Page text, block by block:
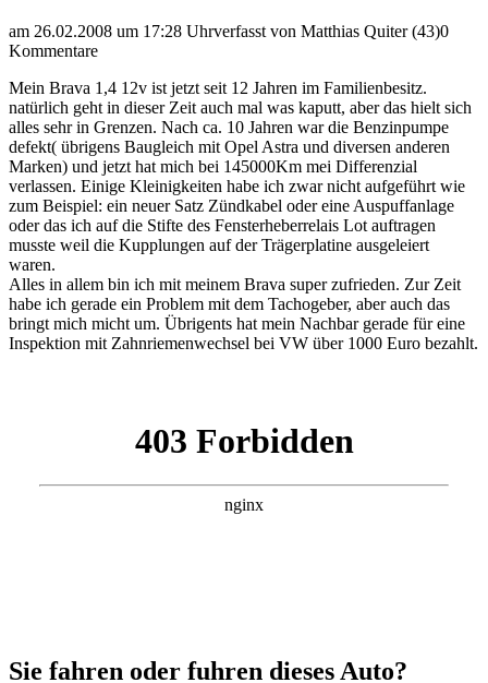
am 26.02.2008 um 17:28 Uhrverfasst von Matthias Quiter (43)0
Kommentare
Mein Brava 1,4 12v ist jetzt seit 12 Jahren im Familienbesitz.
natürlich geht in dieser Zeit auch mal was kaputt, aber das hielt sich
alles sehr in Grenzen. Nach ca. 10 Jahren war die Benzinpumpe
defekt( übrigens Baugleich mit Opel Astra und diversen anderen
Marken) und jetzt hat mich bei 145000Km mei Differenzial
verlassen. Einige Kleinigkeiten habe ich zwar nicht aufgeführt wie
zum Beispiel: ein neuer Satz Zündkabel oder eine Auspuffanlage
oder das ich auf die Stifte des Fensterheberrelais Lot auftragen
musste weil die Kupplungen auf der Trägerplatine ausgeleiert
waren.
Alles in allem bin ich mit meinem Brava super zufrieden. Zur Zeit
habe ich gerade ein Problem mit dem Tachogeber, aber auch das
bringt mich micht um. Übrigents hat mein Nachbar gerade für eine
Inspektion mit Zahnriemenwechsel bei VW über 1000 Euro bezahlt.
Sie fahren oder fuhren dieses Auto?